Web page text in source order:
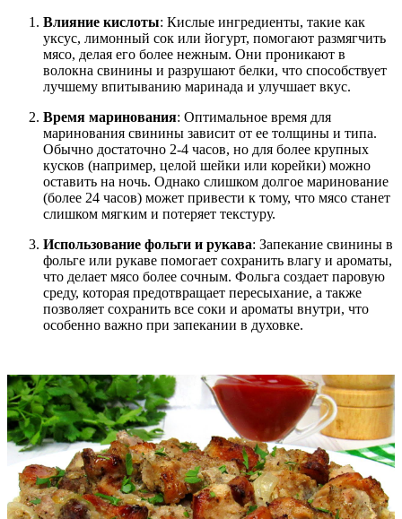
Влияние кислоты: Кислые ингредиенты, такие как
уксус, лимонный сок или йогурт, помогают размягчить
мясо, делая его более нежным. Они проникают в
волокна свинины и разрушают белки, что способствует
лучшему впитыванию маринада и улучшает вкус.
Время маринования: Оптимальное время для
маринования свинины зависит от ее толщины и типа.
Обычно достаточно 2-4 часов, но для более крупных
кусков (например, целой шейки или корейки) можно
оставить на ночь. Однако слишком долгое маринование
(более 24 часов) может привести к тому, что мясо станет
слишком мягким и потеряет текстуру.
Использование фольги и рукава: Запекание свинины в
фольге или рукаве помогает сохранить влагу и ароматы,
что делает мясо более сочным. Фольга создает паровую
среду, которая предотвращает пересыхание, а также
позволяет сохранить все соки и ароматы внутри, что
особенно важно при запекании в духовке.